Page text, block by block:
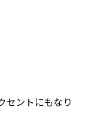
セントにもなり